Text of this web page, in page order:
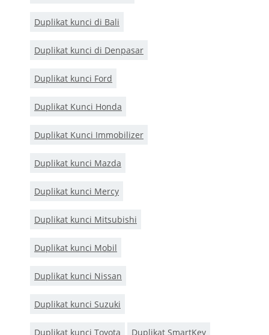
Duplikat kunci di Bali
Duplikat kunci di Denpasar
Duplikat kunci Ford
Duplikat Kunci Honda
Duplikat Kunci Immobilizer
Duplikat kunci Mazda
Duplikat kunci Mercy
Duplikat kunci Mitsubishi
Duplikat kunci Mobil
Duplikat kunci Nissan
Duplikat kunci Suzuki
Duplikat kunci Toyota Duplikat SmartKey